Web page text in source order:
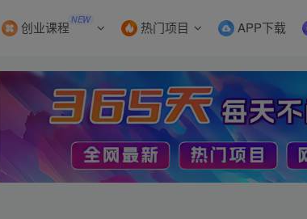
创业课程 NEW 热门项目 APP下载